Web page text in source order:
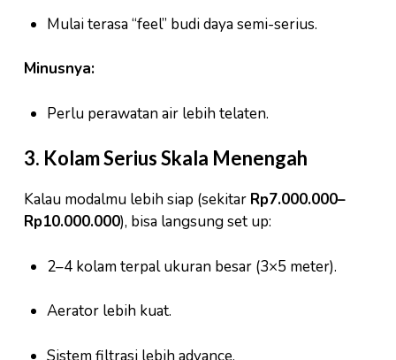
Mulai terasa “feel” budi daya semi-serius.
Minusnya:
Perlu perawatan air lebih telaten.
3. Kolam Serius Skala Menengah
Kalau modalmu lebih siap (sekitar Rp7.000.000–
Rp10.000.000), bisa langsung set up:
2–4 kolam terpal ukuran besar (3×5 meter).
Aerator lebih kuat.
Sistem filtrasi lebih advance.